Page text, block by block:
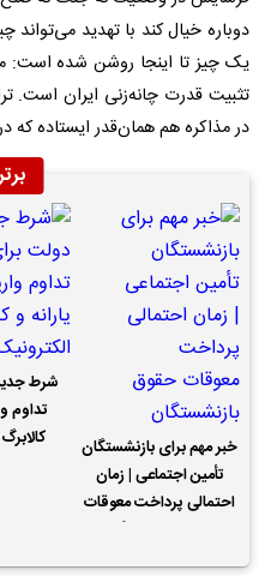
دوباره خیال کند با تهدید می‌تواند
یک چیز تا اینجا روشن شده است:
تثبیت قدرت چانه‌زنی ایران است.
در مذاکره هم همان‌قدر ایستاده که
خبر مهم برای بازنشستگان
تأمین اجتماعی | زمان
احتمالی پرداخت معوقات
شرط
تداوم